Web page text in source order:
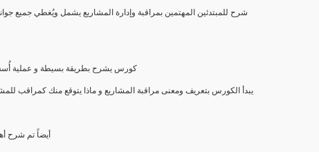
شرح للمبتدئين المهتمين بمراقبة وإدارة المشاريع يشمل ويُغطي جميع
كورس يشرح بطريقة بسيطة و عملية أُسس
يبدأ الكورس بتعريف ومعنى مراقبة المشاريع و ماذا يتوقع منك
أيضاً تم شرح